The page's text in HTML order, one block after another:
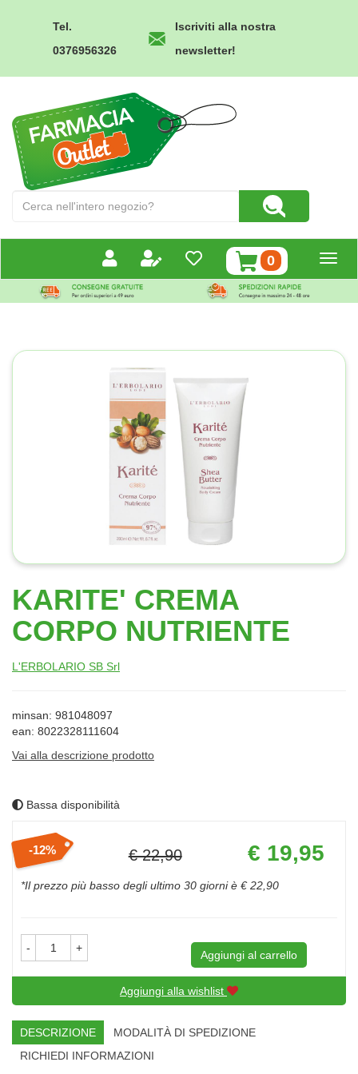
Tel.
0376956326
Iscriviti alla nostra
newsletter!
Outlet
Prodotto
Cerca Prodotto
0prodotti
inseriti
KARITE' CREMA
CORPO NUTRIENTE
L'ERBOLARIO SB Srl
minsan: 981048097
ean: 8022328111604
Vai alla descrizione prodotto
Bassa disponibilità
Sconto
del
12% € 22,90
Prezzo
scontato
€ 19,95
*Il prezzo più basso degli ultimo 30 giorni è € 22,90
- +
Aggiungi al carrello
Aggiungi alla wishlist
DESCRIZIONE
MODALITÀ DI SPEDIZIONE
RICHIEDI INFORMAZIONI